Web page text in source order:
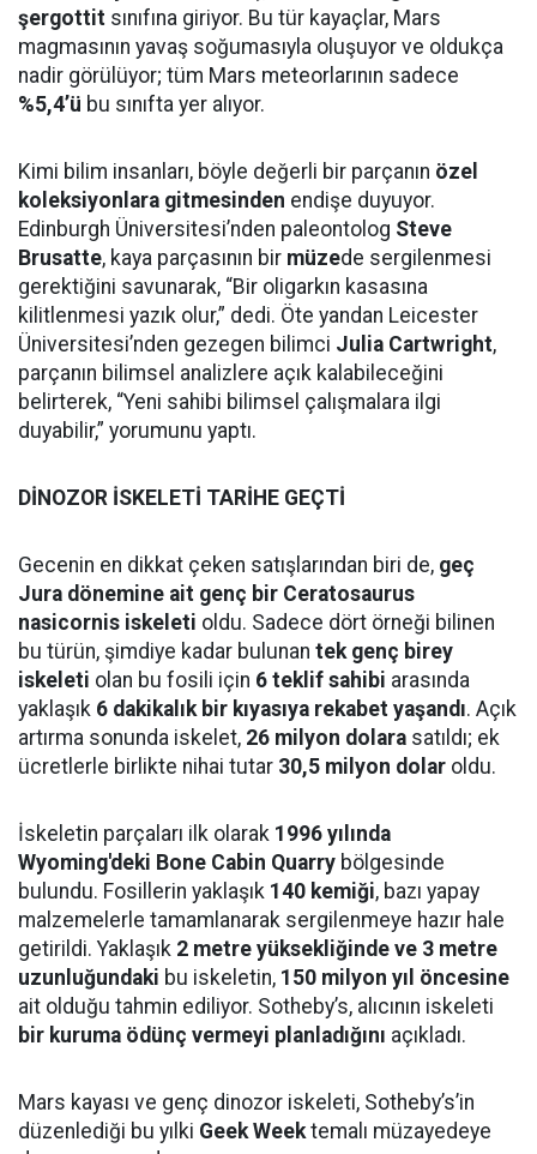
şergottit sınıfına giriyor. Bu tür kayaçlar, Mars
magmasının yavaş soğumasıyla oluşuyor ve oldukça
nadir görülüyor; tüm Mars meteorlarının sadece
%5,4’ü bu sınıfta yer alıyor.
Kimi bilim insanları, böyle değerli bir parçanın özel
koleksiyonlara gitmesinden endişe duyuyor.
Edinburgh Üniversitesi’nden paleontolog Steve
Brusatte, kaya parçasının bir müzede sergilenmesi
gerektiğini savunarak, “Bir oligarkın kasasına
kilitlenmesi yazık olur,” dedi. Öte yandan Leicester
Üniversitesi’nden gezegen bilimci Julia Cartwright,
parçanın bilimsel analizlere açık kalabileceğini
belirterek, “Yeni sahibi bilimsel çalışmalara ilgi
duyabilir,” yorumunu yaptı.
DİNOZOR İSKELETİ TARİHE GEÇTİ
Gecenin en dikkat çeken satışlarından biri de, geç
Jura dönemine ait genç bir Ceratosaurus
nasicornis iskeleti oldu. Sadece dört örneği bilinen
bu türün, şimdiye kadar bulunan tek genç birey
iskeleti olan bu fosili için 6 teklif sahibi arasında
yaklaşık 6 dakikalık bir kıyasıya rekabet yaşandı. Açık
artırma sonunda iskelet, 26 milyon dolara satıldı; ek
ücretlerle birlikte nihai tutar 30,5 milyon dolar oldu.
İskeletin parçaları ilk olarak 1996 yılında
Wyoming'deki Bone Cabin Quarry bölgesinde
bulundu. Fosillerin yaklaşık 140 kemiği, bazı yapay
malzemelerle tamamlanarak sergilenmeye hazır hale
getirildi. Yaklaşık 2 metre yüksekliğinde ve 3 metre
uzunluğundaki bu iskeletin, 150 milyon yıl öncesine
ait olduğu tahmin ediliyor. Sotheby’s, alıcının iskeleti
bir kuruma ödünç vermeyi planladığını açıkladı.
Mars kayası ve genç dinozor iskeleti, Sotheby’s’in
düzenlediği bu yılki Geek Weektemalı müzayedeye